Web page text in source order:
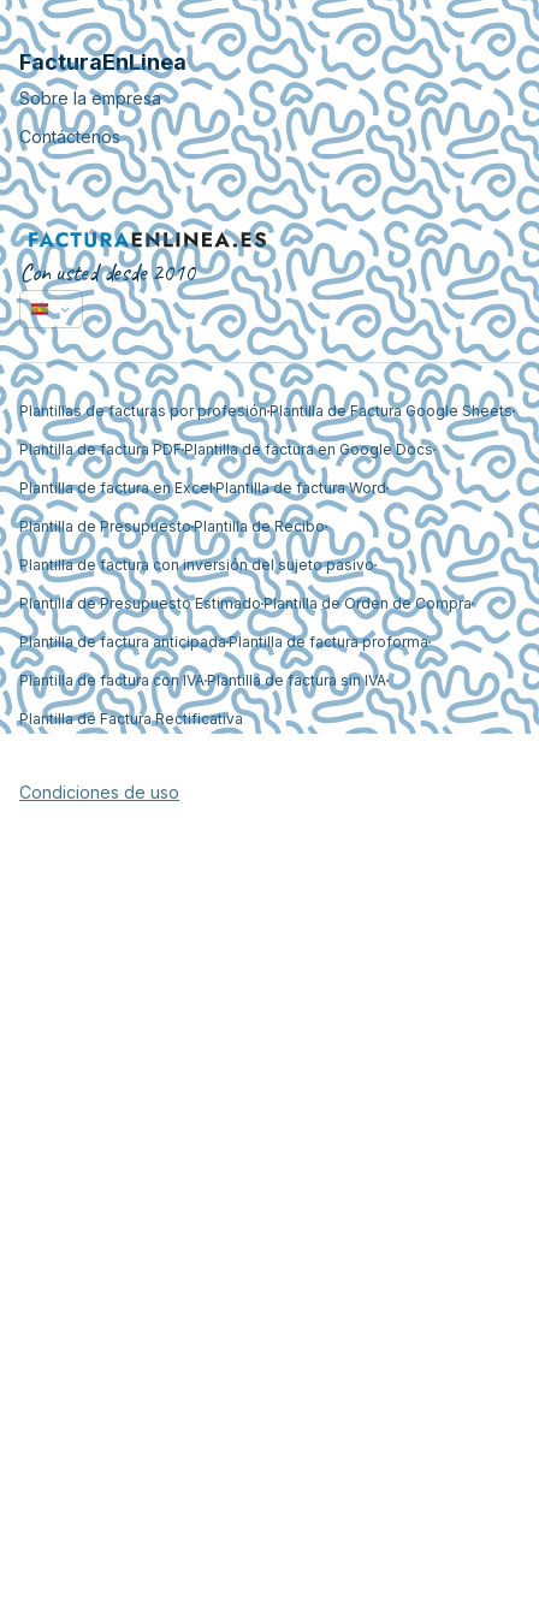
FacturaEnLinea
Sobre la empresa
Contáctenos
Con usted desde 2010
Plantillas de facturas por profesiónPlantilla de Factura Google Sheets
Plantilla de factura PDFPlantilla de factura en Google Docs
Plantilla de factura en ExcelPlantilla de factura Word
Plantilla de PresupuestoPlantilla de Recibo
Plantilla de factura con inversión del sujeto pasivo
Plantilla de Presupuesto EstimadoPlantilla de Orden de Compra
Plantilla de factura anticipadaPlantilla de factura proforma
Plantilla de factura con IVAPlantilla de factura sin IVA
Plantilla de Factura Rectificativa
Condiciones de uso